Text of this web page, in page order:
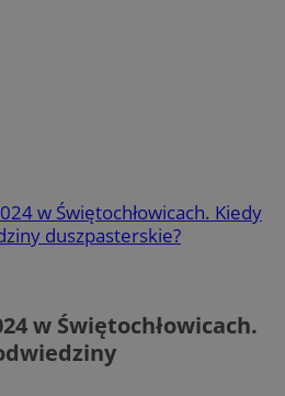
w Świętochłowicach. Kiedy
duszpasterskie?
w Świętochłowicach.